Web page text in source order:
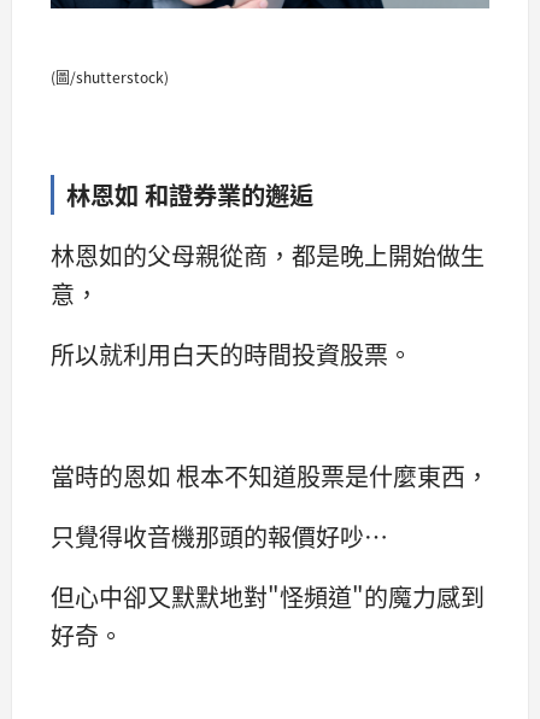
(圖/shutterstock)
林恩如 和證券業的邂逅
林恩如的父母親從商，都是晚上開始做生
意，
所以就利用白天的時間投資股票。
當時的恩如 根本不知道股票是什麼東西，
只覺得收音機那頭的報價好吵…
但心中卻又默默地對"怪頻道"的魔力感到
好奇。